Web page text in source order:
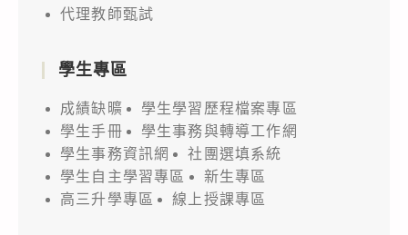
代理教師甄試
學生專區
成績缺曠
學生學習歷程檔案專區
學生手冊
學生事務與轉導工作網
學生事務資訊網
社團選填系統
學生自主學習專區
新生專區
高三升學專區
線上授課專區